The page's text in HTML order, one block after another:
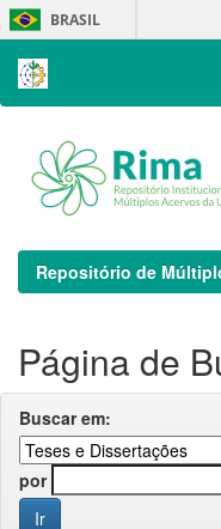
Skip
navigation
BRASIL
Repositório de
Página de
Buscar em:
por